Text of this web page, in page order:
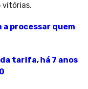
vitórias.
a processar quem
tarifa, há 7 anos